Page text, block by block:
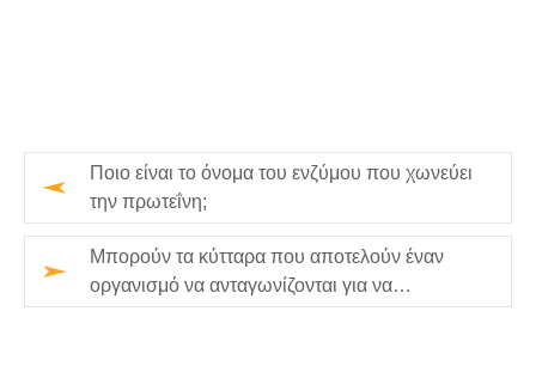
Ποιο είναι το όνομα του ενζύμου που χωνεύει
την πρωτεΐνη;
Μπορούν τα κύτταρα που αποτελούν έναν
οργανισμό να ανταγωνίζονται για να
επιβιώσουν;